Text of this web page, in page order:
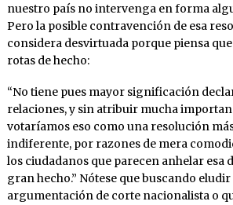
nuestro país no intervenga en forma
Pero la posible contravención de esa
considera desvirtuada porque piensa
rotas de hecho:
“No tiene pues mayor significación
relaciones, y sin atribuir mucha
votaríamos eso como una resolución
indiferente, por razones de mera
los ciudadanos que parecen anhelar esa
gran hecho.” Nótese que buscando
argumentación de corte nacionalista o